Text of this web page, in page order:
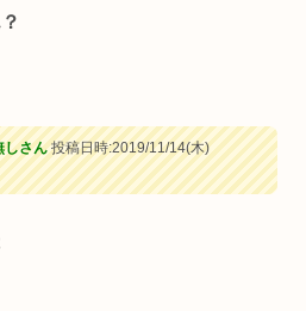
しさん投稿日時:2019/11/14(木)